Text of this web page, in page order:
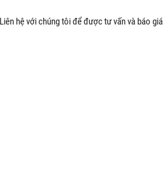
Liên hệ với chúng tôi để được tư vấn và báo